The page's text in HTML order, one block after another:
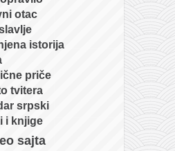
otac
istorija
priče
tvitera
srpski
i knjige
sajta